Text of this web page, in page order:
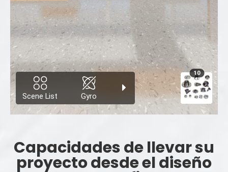
Capacidades de llevar su
proyecto desde el diseño